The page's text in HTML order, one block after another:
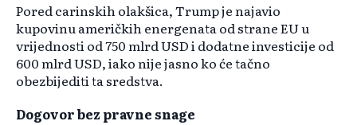
Pored carinskih olakšica, Trump je najavio
kupovinu američkih energenata od strane EU u
vrijednosti od 750 mlrd USD i dodatne investicije od
600 mlrd USD, iako nije jasno ko će tačno
obezbijediti ta sredstva.
Dogovor bez pravne snage